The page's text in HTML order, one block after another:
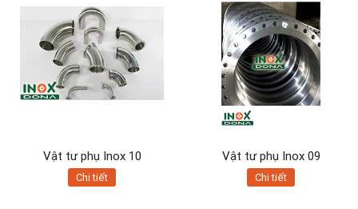
Vật tư phụ Inox 10
Chi tiết
Vật tư phụ Inox 09
Chi tiết